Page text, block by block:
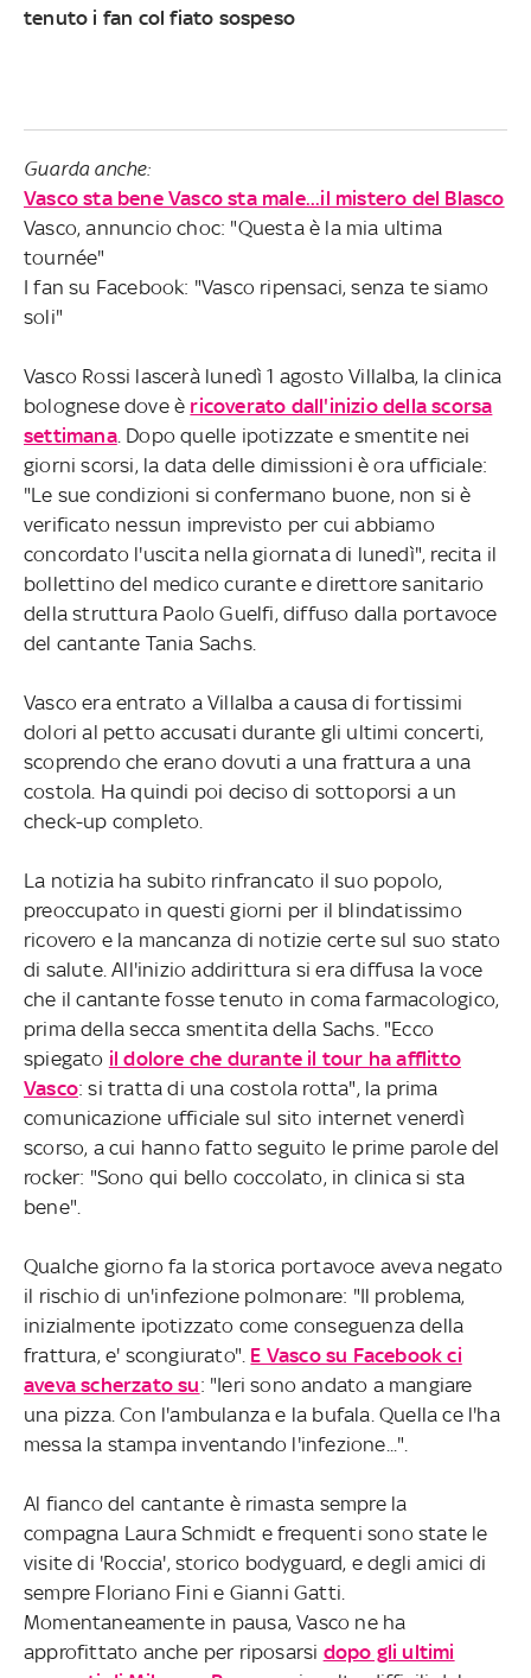
tenuto i fan col fiato sospeso
Guarda anche:
Vasco sta bene Vasco sta male...il mistero del Blasco
Vasco, annuncio choc: "Questa è la mia ultima
tournée"
I fan su Facebook: "Vasco ripensaci, senza te siamo
soli"
Vasco Rossi lascerà lunedì 1 agosto Villalba, la clinica
bolognese dove è ricoverato dall'inizio della scorsa
settimana. Dopo quelle ipotizzate e smentite nei
giorni scorsi, la data delle dimissioni è ora ufficiale:
"Le sue condizioni si confermano buone, non si è
verificato nessun imprevisto per cui abbiamo
concordato l'uscita nella giornata di lunedì", recita il
bollettino del medico curante e direttore sanitario
della struttura Paolo Guelfi, diffuso dalla portavoce
del cantante Tania Sachs.
Vasco era entrato a Villalba a causa di fortissimi
dolori al petto accusati durante gli ultimi concerti,
scoprendo che erano dovuti a una frattura a una
costola. Ha quindi poi deciso di sottoporsi a un
check-up completo.
La notizia ha subito rinfrancato il suo popolo,
preoccupato in questi giorni per il blindatissimo
ricovero e la mancanza di notizie certe sul suo stato
di salute. All'inizio addirittura si era diffusa la voce
che il cantante fosse tenuto in coma farmacologico,
prima della secca smentita della Sachs. "Ecco
spiegato il dolore che durante il tour ha afflitto
Vasco: si tratta di una costola rotta", la prima
comunicazione ufficiale sul sito internet venerdì
scorso, a cui hanno fatto seguito le prime parole del
rocker: "Sono qui bello coccolato, in clinica si sta
bene".
Qualche giorno fa la storica portavoce aveva negato
il rischio di un'infezione polmonare: "Il problema,
inizialmente ipotizzato come conseguenza della
frattura, e' scongiurato". E Vasco su Facebook ci
aveva scherzato su: "Ieri sono andato a mangiare
una pizza. Con l'ambulanza e la bufala. Quella ce l'ha
messa la stampa inventando l'infezione...".
Al fianco del cantante è rimasta sempre la
compagna Laura Schmidt e frequenti sono state le
visite di 'Roccia', storico bodyguard, e degli amici di
sempre Floriano Fini e Gianni Gatti.
Momentaneamente in pausa, Vasco ne ha
approfittato anche per riposarsi dopo gli ultimi